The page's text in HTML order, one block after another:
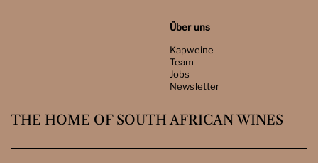
Über uns
Kapweine
Team
Jobs
Newsletter
THE HOME OF SOUTH AFRICAN WINES